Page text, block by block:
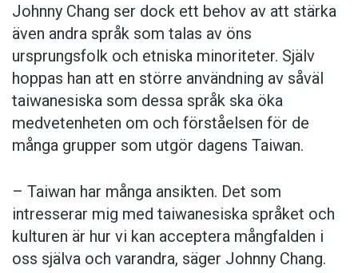
Johnny Chang ser dock ett behov av att stärka
även andra språk som talas av öns
ursprungsfolk och etniska minoriteter. Själv
hoppas han att en större användning av såväl
taiwanesiska som dessa språk ska öka
medvetenheten om och förståelsen för de
många grupper som utgör dagens Taiwan.
– Taiwan har många ansikten. Det som
intresserar mig med taiwanesiska språket och
kulturen är hur vi kan acceptera mångfalden i
oss själva och varandra, säger Johnny Chang.